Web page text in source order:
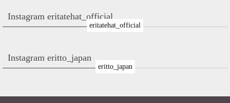
Instagram eritatehat_official
eritatehat_official
Instagram eritto_japan
eritto_japan